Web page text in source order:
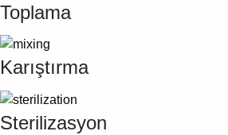
Toplama
Karıştırma
Sterilizasyon